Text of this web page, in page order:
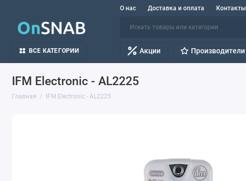
О нас Доставка и оплата Контакты
ВСЕ КАТЕГОРИИ Акции Производители
IFM Electronic - AL2225
Главная IFM Electronic - AL2225